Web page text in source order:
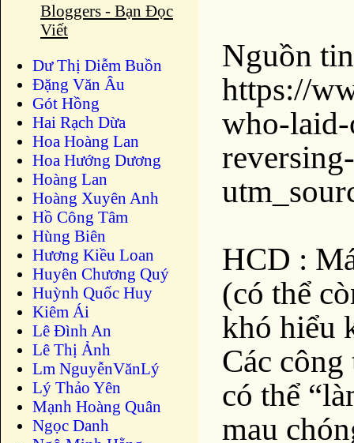
Bloggers - Bạn Đọc
Viết
Dư Thị Diễm Buồn
Ðặng Văn Âu
Gót Hồng
Hai Rạch Dừa
Hoa Hoàng Lan
Hoa Hướng Dương
Hoàng Lan
Hoàng Xuyên Anh
Hồ Công Tâm
Hùng Biên
Hương Kiều Loan
Huyên Chương Quý
Huỳnh Quốc Huy
Kiêm Ái
Lê Đình An
Lê Thị Ảnh
Lm NguyễnVănLý
Lý Thảo Yên
Mạnh Hoàng Quân
Ngọc Danh
Nguồn
https://
who-
HCD :
(có thể
khó hiểu
Các
có thể
mau